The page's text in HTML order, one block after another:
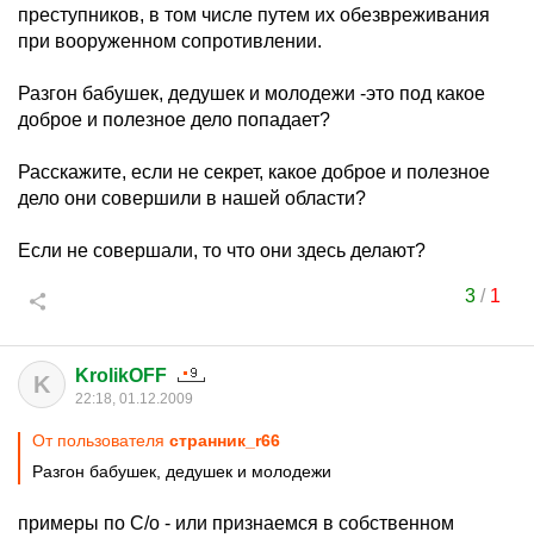
преступников, в том числе путем их обезвреживания
при вооруженном сопротивлении.
Разгон бабушек, дедушек и молодежи -это под какое
доброе и полезное дело попадает?
Расскажите, если не секрет, какое доброе и полезное
дело они совершили в нашей области?
Если не совершали, то что они здесь делают?
3/ 1
K KrolikOFF
22:18, 01.12.2009
От пользователя странник_r66
Разгон бабушек, дедушек и молодежи
примеры по С/о - или признаемся в собственном